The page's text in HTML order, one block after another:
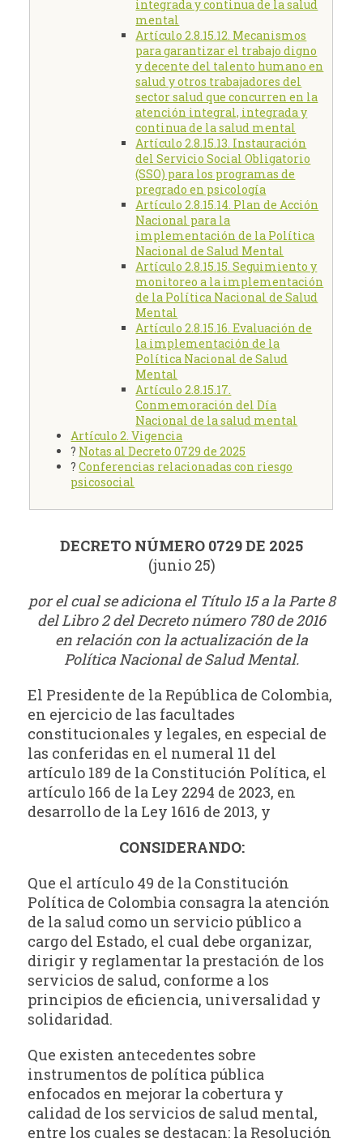
integrada y continua de la salud
mental
Artículo 2.8.15.12. Mecanismos
para garantizar el trabajo digno
y decente del talento humano en
salud y otros trabajadores del
sector salud que concurren en la
atención integral, integrada y
continua de la salud mental
Artículo 2.8.15.13. Instauración
del Servicio Social Obligatorio
(SSO) para los programas de
pregrado en psicología
Artículo 2.8.15.14. Plan de Acción
Nacional para la
implementación de la Política
Nacional de Salud Mental
Artículo 2.8.15.15. Seguimiento y
monitoreo a la implementación
de la Política Nacional de Salud
Mental
Artículo 2.8.15.16. Evaluación de
la implementación de la
Política Nacional de Salud
Mental
Artículo 2.8.15.17.
Conmemoración del Día
Nacional de la salud mental
Artículo 2. Vigencia
? Notas al Decreto 0729 de 2025
?Conferencias relacionadas con riesgo
psicosocial
DECRETO NÚMERO 0729 DE 2025
(junio 25)
por el cual se adiciona el Título 15 a la Parte 8
del Libro 2 del Decreto número 780 de 2016
en relación con la actualización de la
Política Nacional de Salud Mental.
El Presidente de la República de Colombia,
en ejercicio de las facultades
constitucionales y legales, en especial de
las conferidas en el numeral 11 del
artículo 189 de la Constitución Política, el
artículo 166 de la Ley 2294 de 2023, en
desarrollo de la Ley 1616 de 2013, y
CONSIDERANDO:
Que el artículo 49 de la Constitución
Política de Colombia consagra la atención
de la salud como un servicio público a
cargo del Estado, el cual debe organizar,
dirigir y reglamentar la prestación de los
servicios de salud, conforme a los
principios de eficiencia, universalidad y
solidaridad.
Que existen antecedentes sobre
instrumentos de política pública
enfocados en mejorar la cobertura y
calidad de los servicios de salud mental,
entre los cuales se destacan: la Resolución